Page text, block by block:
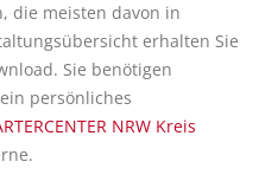
die meisten davon in
erhalten Sie
Sie benötigen
persönliches
NRW Kreis